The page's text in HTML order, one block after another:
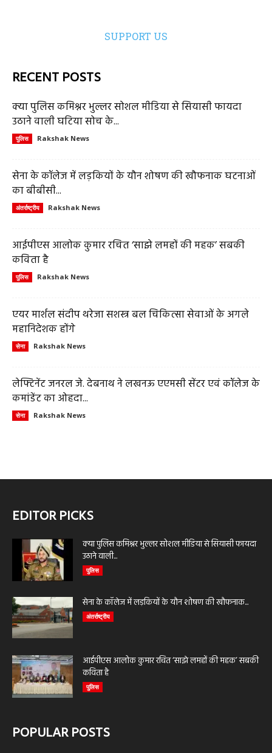
SUPPORT US
RECENT POSTS
क्या पुलिस कमिश्नर भुल्लर सोशल मीडिया से सियासी फायदा
उठाने वाली घटिया सोच के...
पुलिस Rakshak News
सेना के कॉलेज में लड़कियों के यौन शोषण की खौफनाक घटनाओं
का बीबीसी...
अंतर्राष्ट्रीय Rakshak News
आईपीएस आलोक कुमार रचित ‘साझे लमहों की महक’ सबकी
कविता है
पुलिस Rakshak News
एयर मार्शल संदीप थरेजा सशस्त्र बल चिकित्सा सेवाओं के अगले
महानिदेशक होंगे
सेना Rakshak News
लेफ्टिनेंट जनरल जे. देबनाथ ने लखनऊ एएमसी सेंटर एवं कॉलेज के
कमांडेंट का ओहदा...
सेना Rakshak News
EDITOR PICKS
क्या पुलिस कमिश्नर भुल्लर सोशल मीडिया से सियासी फायदा
उठाने वाली...
पुलिस
सेना के कॉलेज में लड़कियों के यौन शोषण की खौफनाक...
अंतर्राष्ट्रीय
आईपीएस आलोक कुमार रचित ‘साझे लमहों की महक’ सबकी
कविता है
पुलिस
POPULAR POSTS